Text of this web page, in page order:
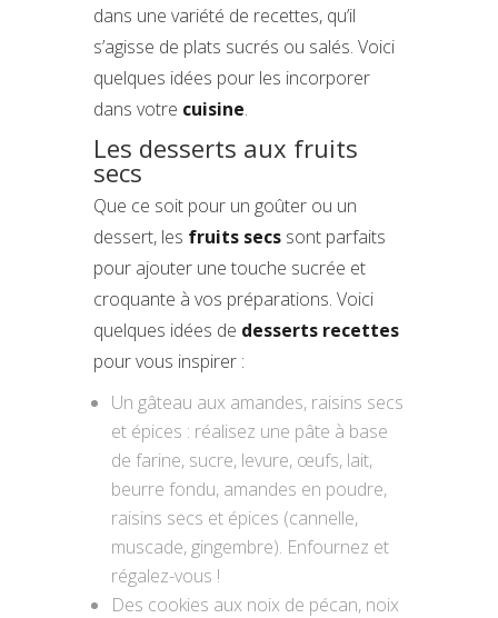
dans une variété de recettes, qu’il
s’agisse de plats sucrés ou salés. Voici
quelques idées pour les incorporer
dans votre cuisine.
Les desserts aux fruits
secs
Que ce soit pour un goûter ou un
dessert, les fruits secs sont parfaits
pour ajouter une touche sucrée et
croquante à vos préparations. Voici
quelques idées de desserts recettes
pour vous inspirer :
Un gâteau aux amandes, raisins secs
et épices : réalisez une pâte à base
de farine, sucre, levure, œufs, lait,
beurre fondu, amandes en poudre,
raisins secs et épices (cannelle,
muscade, gingembre). Enfournez et
régalez-vous !
Des cookies aux noix de pécan, noix